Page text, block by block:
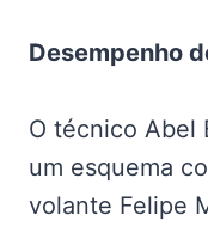
Desempenho
O técnico Abel
um esquema
volante Felipe